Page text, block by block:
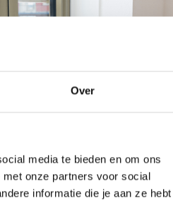
Over
media te bieden en om ons
onze partners voor social
informatie die je aan ze hebt